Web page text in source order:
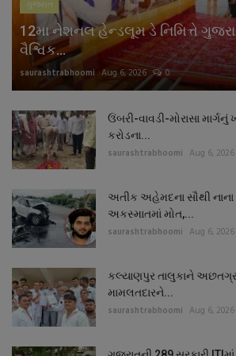
ગુજરાત
12મા નેશનલ હેન્ડલૂમ ડે નિમિત્તે
વૈશ્વિક...
saurashtrabhoomi Aug 6, 2026 0
ઉંબરી-વાવડી-મોરાસા
કરોડના...
saurashtrabhoomi Aug 6, 2026
અતીક અહેમદના સૌથી નાના
અકસ્માતમાં મોત,...
saurashtrabhoomi Aug 6, 2026
કલ્યાણપુર તાલુકાને
મામલતદારને...
saurashtrabhoomi Aug 6, 2026